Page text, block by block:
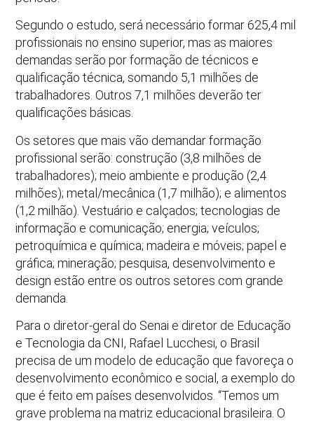
Segundo o estudo, será necessário formar 625,4 mil
profissionais no ensino superior, mas as maiores
demandas serão por formação de técnicos e
qualificação técnica, somando 5,1 milhões de
trabalhadores. Outros 7,1 milhões deverão ter
qualificações básicas.
Os setores que mais vão demandar formação
profissional serão: construção (3,8 milhões de
trabalhadores); meio ambiente e produção (2,4
milhões); metal/mecânica (1,7 milhão); e alimentos
(1,2 milhão). Vestuário e calçados; tecnologias de
informação e comunicação; energia; veículos;
petroquímica e química; madeira e móveis; papel e
gráfica; mineração; pesquisa, desenvolvimento e
design estão entre os outros setores com grande
demanda.
Para o diretor-geral do Senai e diretor de Educação
e Tecnologia da CNI, Rafael Lucchesi, o Brasil
precisa de um modelo de educação que favoreça o
desenvolvimento econômico e social, a exemplo do
que é feito em países desenvolvidos. “Temos um
grave problema na matriz educacional brasileira. O